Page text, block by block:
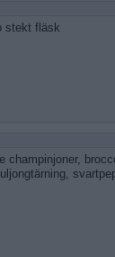
stekt fläsk
champinjoner,